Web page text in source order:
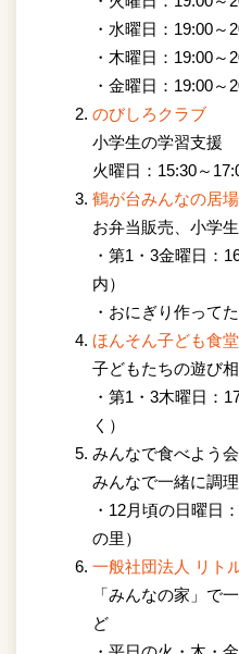
・水曜日：19:00～
・木曜日：19:00～
・金曜日：19:00～
のびしろクラブ
小学生の学習支援
火曜日：15:30～
鶴が台みんなの居
お弁当販売、小学
・第1・3金曜日：
内）
・おにぎり作って
ほんそん子ども食
子どもたちの遊び
・第1・3木曜日：
く）
みんなで食べよう会
みんなで一緒に調
・12月頃の日曜日
の里）
一般社団法人 リト
「みんなの家」で
ど